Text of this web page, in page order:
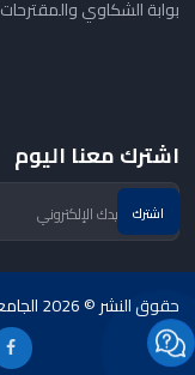
بوابة الشكاوي والمقترحات
اشترك معنا اليوم
حقوق النشر © 2026 الجامعة العربية الدولية (AIU). جميع الحقوق محفوظة.